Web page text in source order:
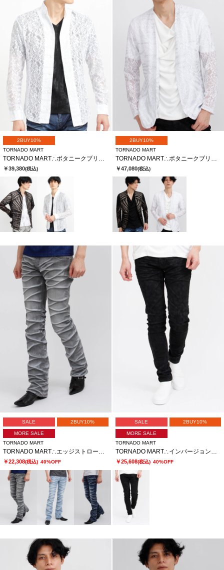
2BUY10%
TORNADO MART
￥39,380(税込)
2BUY10%
TORNADO MART
￥47,080(税込)
SALE 2BUY10%
MORE SALE
TORNADO MART
TORNADO MART∴エッジストロークシューカットデニム
￥22,308(税込) 40%OFF
SALE 2BUY10%
MORE SALE
TORNADO MART
TORNADO MART∴インバージョンレオパードスキニーデニム
￥25,608(税込) 40%OFF